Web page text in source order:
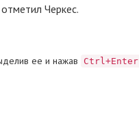
Черкес.
ее и нажав Ctrl+Enter